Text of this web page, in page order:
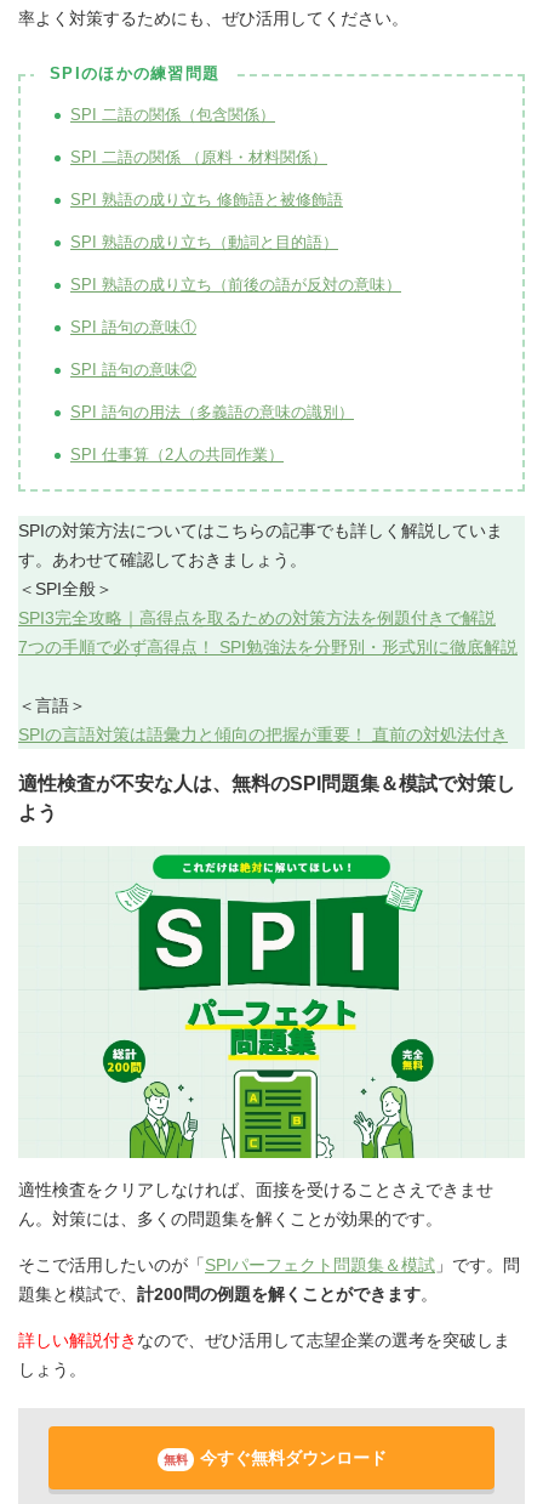
率よく対策するためにも、ぜひ活用してください。
SPIのほかの練習問題
SPI 二語の関係（包含関係）
SPI 二語の関係 （原料・材料関係）
SPI 熟語の成り立ち 修飾語と被修飾語
SPI 熟語の成り立ち（動詞と目的語）
SPI 熟語の成り立ち（前後の語が反対の意味）
SPI 語句の意味①
SPI 語句の意味②
SPI 語句の用法（多義語の意味の識別）
SPI 仕事算（2人の共同作業）
SPIの対策方法についてはこちらの記事でも詳しく解説していま
す。あわせて確認しておきましょう。
＜SPI全般＞
SPI3完全攻略｜高得点を取るための対策方法を例題付きで解説
7つの手順で必ず高得点！ SPI勉強法を分野別・形式別に徹底解説
＜言語＞
SPIの言語対策は語彙力と傾向の把握が重要！ 直前の対処法付き
適性検査が不安な人は、無料のSPI問題集＆模試で対策し
よう
適性検査をクリアしなければ、面接を受けることさえできませ
ん。対策には、多くの問題集を解くことが効果的です。
そこで活用したいのが「SPIパーフェクト問題集＆模試 」です。問
題集と模試で、 計200問の例題を解くことができます。
詳しい解説付き なので、ぜひ活用して志望企業の選考を突破しま
しょう。
無料 今すぐ無料ダウンロード